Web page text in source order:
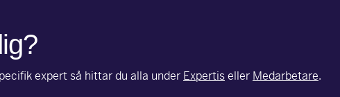
expert så hittar du alla under Expertiseller Medarbetare.